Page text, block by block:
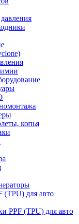
копья
(TPU) для авто
PPF (TPU) для авто